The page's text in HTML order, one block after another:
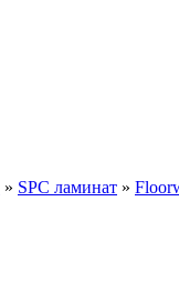
» SPC ламинат »